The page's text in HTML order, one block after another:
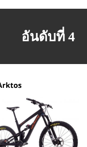
อันดับที่ 4